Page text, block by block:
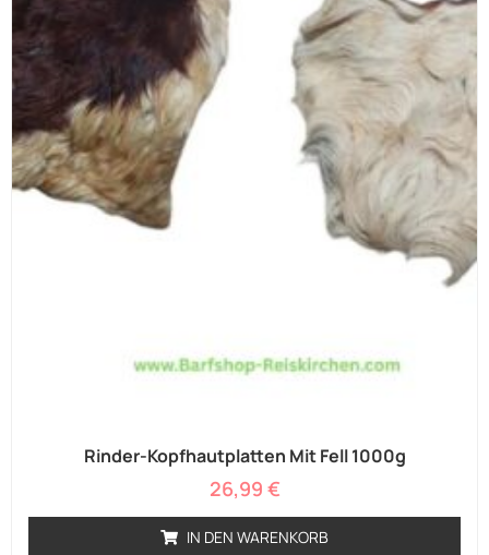
Rinder-Kopfhautplatten Mit Fell 1000g
26,99 €
IN DEN WARENKORB